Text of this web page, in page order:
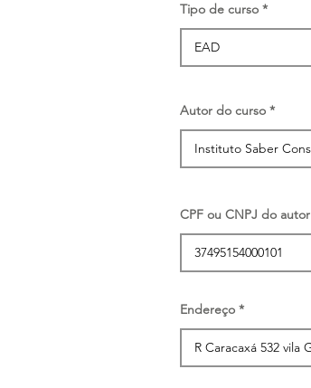
Tipo de curso
Autor do curso
CPF ou CNPJ do autor
Endereço